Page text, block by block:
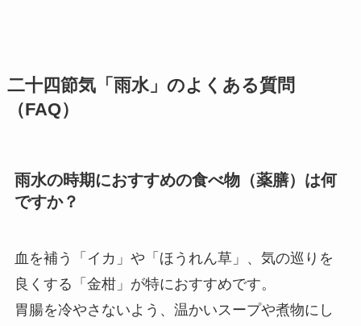
二十四節気「雨水」のよくある質問
（FAQ）
雨水の時期におすすめの食べ物（薬膳）は何
ですか？
血を補う「イカ」や「ほうれん草」、気の巡りを
良くする「金柑」が特におすすめです。
胃腸を冷やさないよう、温かいスープや煮物にし